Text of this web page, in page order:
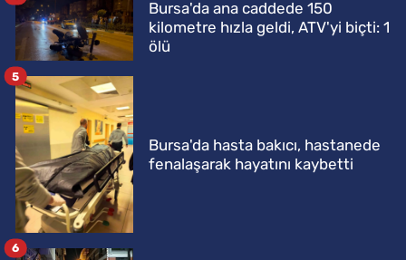
Bursa'da ana caddede 150
kilometre hızla geldi, ATV'yi biçti: 1
ölü
Bursa'da hasta bakıcı, hastanede
fenalaşarak hayatını kaybetti
5
6